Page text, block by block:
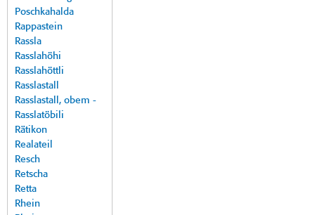
Poschkahalda
Rappastein
Rassla
Rasslahöhi
Rasslahöttli
Rasslastall
Rasslastall, obem -
Rasslatöbili
Rätikon
Realateil
Resch
Retscha
Retta
Rhein